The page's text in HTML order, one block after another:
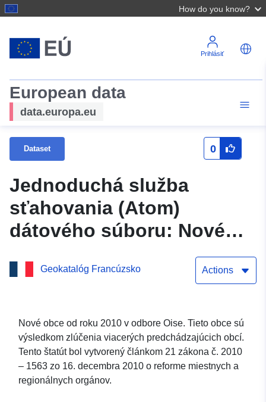
How do you know?
Prihlásiť
European data
data.europa.eu
Dataset 0
Jednoduchá služba
sťahovania (Atom)
dátového súboru: Nové
obce od roku 2010 v Oise
Jednoduchá služba
dátového súboru: Nové
obce od roku 2010 v Oise
Geokatalóg Francúzsko Actions
Nové obce od roku 2010 v odbore Oise. Tieto obce sú
výsledkom zlúčenia viacerých predchádzajúcich obcí.
Tento štatút bol vytvorený článkom 21 zákona č. 2010
– 1563 zo 16. decembra 2010 o reforme miestnych a
regionálnych orgánov.